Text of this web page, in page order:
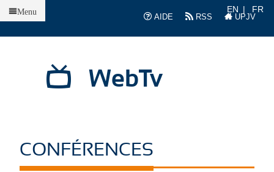
AIDE
RSS UPJV
EN FR
WebTv
Menu
CONFÉRENCES